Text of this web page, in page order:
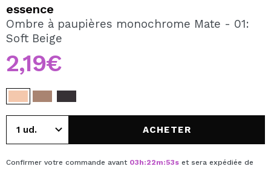
En créant un compte sur Maquibeauty.fr vous pourrez
effectuer vos achats rapidement, vérifier l'état de vos
essence
Ombre à paupières monochrome Mate - 01:
Soft Beige
2,19€
ACHETER
Confirmer votre commande avant 03h:22m:52s et sera expédiée de